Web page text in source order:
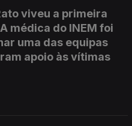
viveu a primeira
médica do INEM foi
uma das equipas
apoio às vítimas